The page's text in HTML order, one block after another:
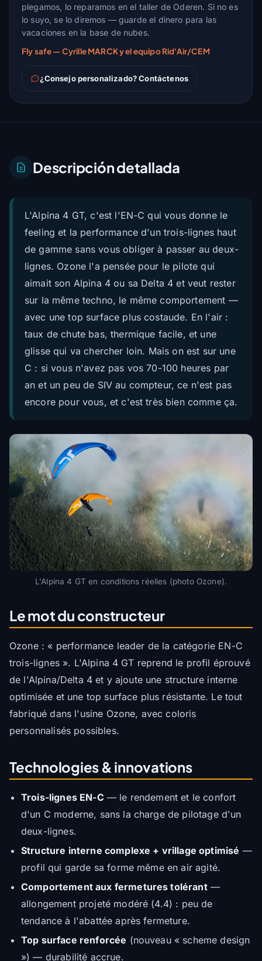
plegamos, lo reparamos en el taller de Oderen. Si no es
lo suyo, se lo diremos — guarde el dinero para las
vacaciones en la base de nubes.
Fly safe — Cyrille MARCK y el equipo Rid'Air/CEM
¿Consejo personalizado? Contáctenos
Descripción detallada
L'Alpina 4 GT, c'est l'EN-C qui vous donne le
feeling et la performance d'un trois-lignes haut
de gamme sans vous obliger à passer au deux-
lignes. Ozone l'a pensée pour le pilote qui
aimait son Alpina 4 ou sa Delta 4 et veut rester
sur la même techno, le même comportement —
avec une top surface plus costaude. En l'air :
taux de chute bas, thermique facile, et une
glisse qui va chercher loin. Mais on est sur une
C : si vous n'avez pas vos 70-100 heures par
an et un peu de SIV au compteur, ce n'est pas
encore pour vous, et c'est très bien comme ça.
L'Alpina 4 GT en conditions réelles (photo Ozone).
Le mot du constructeur
Ozone : « performance leader de la catégorie EN-C
trois-lignes ». L'Alpina 4 GT reprend le profil éprouvé
de l'Alpina/Delta 4 et y ajoute une structure interne
optimisée et une top surface plus résistante. Le tout
fabriqué dans l'usine Ozone, avec coloris
personnalisés possibles.
Technologies & innovations
Trois-lignes EN-C — le rendement et le confort
d'un C moderne, sans la charge de pilotage d'un
deux-lignes.
Structure interne complexe + vrillage optimisé —
profil qui garde sa forme même en air agité.
Comportement aux fermetures tolérant—
allongement projeté modéré (4.4) : peu de
tendance à l'abattée après fermeture.
Top surface renforcée (nouveau « scheme design
») — durabilité accrue.